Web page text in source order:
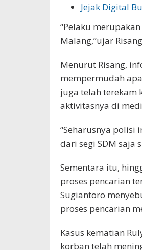
Jejak Digital
“Pelaku
Malang,”ujar
Menurut Risang,
mempermudah
juga telah terekam
aktivitasnya di
“Seharusnya polisi
dari segi SDM saja
Sementara itu,
proses pencarian
Sugiantoro
proses pencarian
Kasus kematian
korban telah